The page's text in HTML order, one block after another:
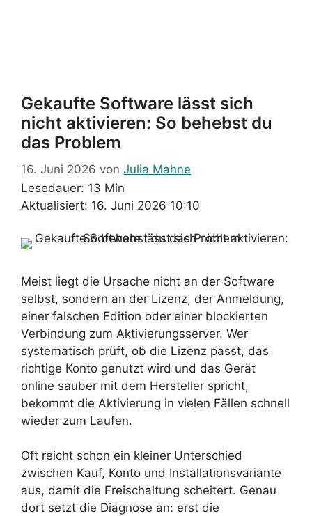
Gekaufte Software lässt sich
nicht aktivieren: So behebst du
das Problem
16. Juni 2026 von Julia Mahne
Lesedauer: 13 Min
Aktualisiert: 16. Juni 2026 10:10
Meist liegt die Ursache nicht an der Software
selbst, sondern an der Lizenz, der Anmeldung,
einer falschen Edition oder einer blockierten
Verbindung zum Aktivierungsserver. Wer
systematisch prüft, ob die Lizenz passt, das
richtige Konto genutzt wird und das Gerät
online sauber mit dem Hersteller spricht,
bekommt die Aktivierung in vielen Fällen schnell
wieder zum Laufen.
Oft reicht schon ein kleiner Unterschied
zwischen Kauf, Konto und Installationsvariante
aus, damit die Freischaltung scheitert. Genau
dort setzt die Diagnose an: erst die